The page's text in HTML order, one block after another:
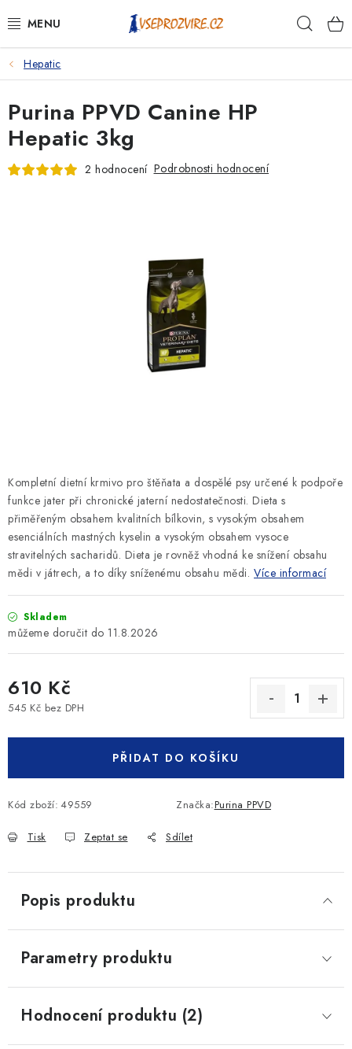
na
PSI
KOČKY
KONĚ
KRÁLÍCI/HLODAVCI/PTÁCI
Hepatic
Kompletní dietní krmivo pro štěňata a dospělé psy určené k podpoře
funkce jater při chronické jaterní nedostatečnosti. Dieta s
přiměřeným obsahem kvalitních bílkovin, s vysokým obsahem
esenciálních mastných kyselin a vysokým obsahem vysoce
stravitelných sacharidů. Dieta je rovněž vhodná ke snížení obsahu
mědi v játrech, a to díky sníženému obsahu mědi. Více informací
Skladem
11.8.2026
610 Kč
545 Kč bez DPH
PŘIDAT DO KOŠÍKU
Kód zboží: 49559 Značka:Purina PPVD
Tisk Zeptat se Sdílet
Purina PPVD Canine HP
Hepatic 3kg
2 hodnocení Podrobnosti hodnocení
Popis produktu
Parametry produktu
Hodnocení produktu (2)